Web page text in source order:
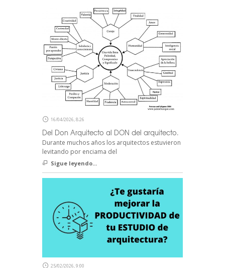
16/04/2026, 8:26
Del Don Arquitecto al DON del arquitecto.
Durante muchos años los arquitectos estuvieron
levitando por enciama del
Sigue leyendo...
25/02/2026, 9:00